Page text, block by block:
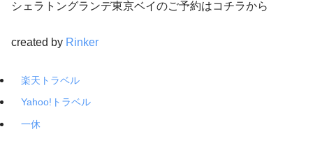
シェラトングランデ東京ベイのご予約はコチラから
created by Rinker
楽天トラベル
Yahoo!トラベル
一休